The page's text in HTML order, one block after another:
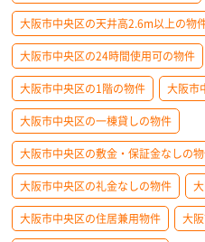
大阪市中央区の天井高2.6m以上の物
大阪市中央区の24時間使用可の物件
大阪市中央区の1階の物件 大阪市
大阪市中央区の一棟貸しの物件
大阪市中央区の敷金・保証金なしの
大阪市中央区の礼金なしの物件
大阪市中央区の住居兼用物件 大